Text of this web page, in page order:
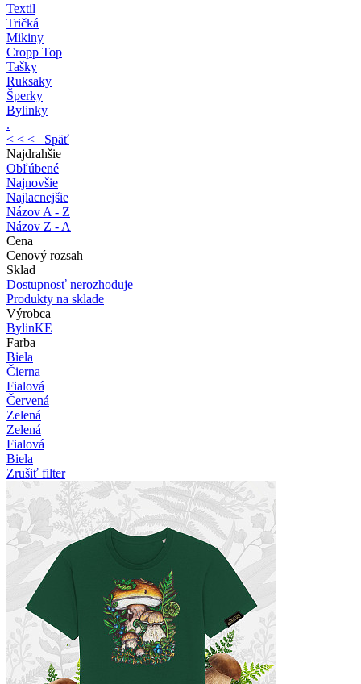
Textil
Tričká
Mikiny
Cropp Top
Tašky
Ruksaky
Šperky
Bylinky
.
< < < Späť
Najdrahšie
Obľúbené
Najnovšie
Najlacnejšie
Názov A - Z
Názov Z - A
Cena
Cenový rozsah
Sklad
Dostupnosť nerozhoduje
Produkty na sklade
Výrobca
BylinKE
Farba
Biela
Čierna
Fialová
Červená
Zelená
Zelená
Fialová
Biela
Zrušiť filter